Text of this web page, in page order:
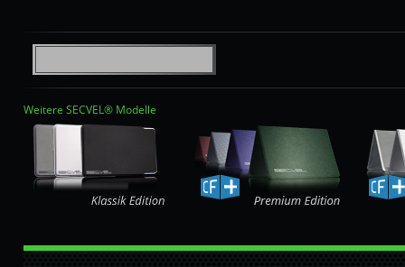
Weitere SECVEL® Modelle